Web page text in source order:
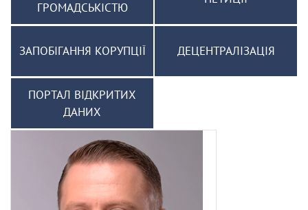
ГРОМАДСЬКІСТЮ
ЗАПОБІГАННЯ КОРУПЦІЇ ДЕЦЕНТРАЛІЗАЦІЯ
ПОРТАЛ ВІДКРИТИХ
ДАНИХ